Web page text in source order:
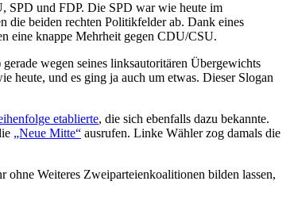
SPD und FDP. Die SPD war wie heute im
beiden rechten Politikfelder ab. Dank eines
eine knappe Mehrheit gegen CDU/CSU.
wegen seines linksautoritären Übergewichts
heute, und es ging ja auch um etwas. Dieser Slogan
etablierte, die sich ebenfalls dazu bekannte.
„Neue Mitte“ ausrufen. Linke Wähler zog damals die
Weiteres Zweiparteienkoalitionen bilden lassen,